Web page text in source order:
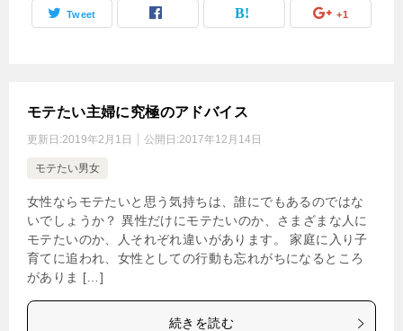
Tweet +1
モテたい主婦に究極のアドバイス
更新日:2019年2月1日 公開日:2017年12月14日
モテたい男女
女性ならモテたいと思う気持ちは、誰にでもあるのではな
いでしょうか？ 異性だけにモテたいのか、さまざまな人に
モテたいのか、人それぞれ違いがあります。 家庭に入り子
育てに追われ、女性としての行動も忘れがちになるところ
がありま […]
続きを読む